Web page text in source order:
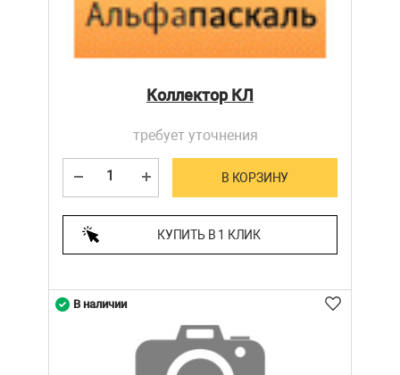
Коллектор КЛ
требует уточнения
В КОРЗИНУ
КУПИТЬ В 1 КЛИК
В наличии